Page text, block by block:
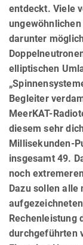
entdeckt. Viele
darunter
elliptischen
Begleiter
MeerKAT-
diesem sehr
Millisekunden-
insgesamt 49.
noch
Dazu sollen alle
Rechenleistung
durchgeführten